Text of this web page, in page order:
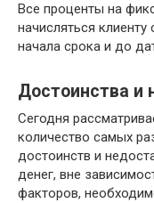
Все проценты на
начисляться
начала срока и до
Достоинства и
Сегодня
количество самых
достоинств и
денег, вне
факторов,